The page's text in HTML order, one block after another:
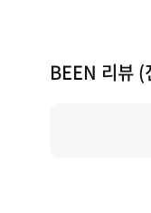
BEEN 리뷰 (